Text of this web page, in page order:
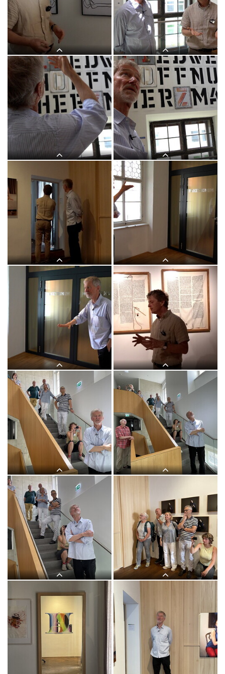
Themenführung #17 "Bild und Wort" in
der Ausstellung: "Gott hat kein
Museum" mit Kurator Johannes
Rauchenberger, 30.Mai 2026, special
guest: Michael Endlicher
Themenführung #17 "Bild und Wort" in
der Ausstellung: "Gott hat kein
Museum" mit Kurator Johannes
Rauchenberger, 30.Mai 2026, special
guest: Michael Endlicher
Themenführung #17 "Bild und Wort" in
der Ausstellung: "Gott hat kein
Museum" mit Kurator Johannes
Rauchenberger, 30.Mai 2026, special
guest: Michael Endlicher
Themenführung #17 "Bild und Wort" in
der Ausstellung: "Gott hat kein
Museum" mit Kurator Johannes
Rauchenberger, 30.Mai 2026, special
guest: Michael Endlicher
Themenführung #17 "Bild und Wort" in
der Ausstellung: "Gott hat kein
Museum" mit Kurator Johannes
Rauchenberger, 30.Mai 2026, special
guest: Michael Endlicher
Themenführung #17 "Bild und Wort" in
der Ausstellung: "Gott hat kein
Museum" mit Kurator Johannes
Rauchenberger, 30.Mai 2026, special
guest: Michael Endlicher
Themenführung #17 "Bild und Wort" in
der Ausstellung: "Gott hat kein
Museum" mit Kurator Johannes
Rauchenberger, 30.Mai 2026, special
guest: Michael Endlicher
Themenführung #17 "Bild und Wort" in
der Ausstellung: "Gott hat kein
Museum" mit Kurator Johannes
Rauchenberger, 30.Mai 2026, special
guest: Michael Endlicher
Themenführung #17 "Bild und Wort" in
der Ausstellung: "Gott hat kein
Museum" mit Kurator Johannes
Rauchenberger, 30.Mai 2026, special
guest: Michael Endlicher
Themenführung #17 "Bild und Wort" in
der Ausstellung: "Gott hat kein
Museum" mit Kurator Johannes
Rauchenberger, 30.Mai 2026, special
guest: Michael Endlicher
Themenführung #17 "Bild und Wort" in
der Ausstellung: "Gott hat kein
Museum" mit Kurator Johannes
Rauchenberger, 30.Mai 2026, special
guest: Michael Endlicher
Themenführung #17 "Bild und Wort" in
der Ausstellung: "Gott hat kein
Museum" mit Kurator Johannes
Rauchenberger, 30.Mai 2026, special
guest: Michael Endlicher
Themenführung #17 "Bild und Wort" in
der Ausstellung: "Gott hat kein
Museum" mit Kurator Johannes
Rauchenberger, 30.Mai 2026, special
guest: Michael Endlicher
Themenführung #17 "Bild und Wort" in
der Ausstellung: "Gott hat kein
Museum" mit Kurator Johannes
Rauchenberger, 30.Mai 2026, special
guest: Michael Endlicher